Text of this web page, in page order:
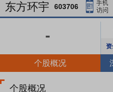
东方环宇 603706
-
资
个股概况
个股概况